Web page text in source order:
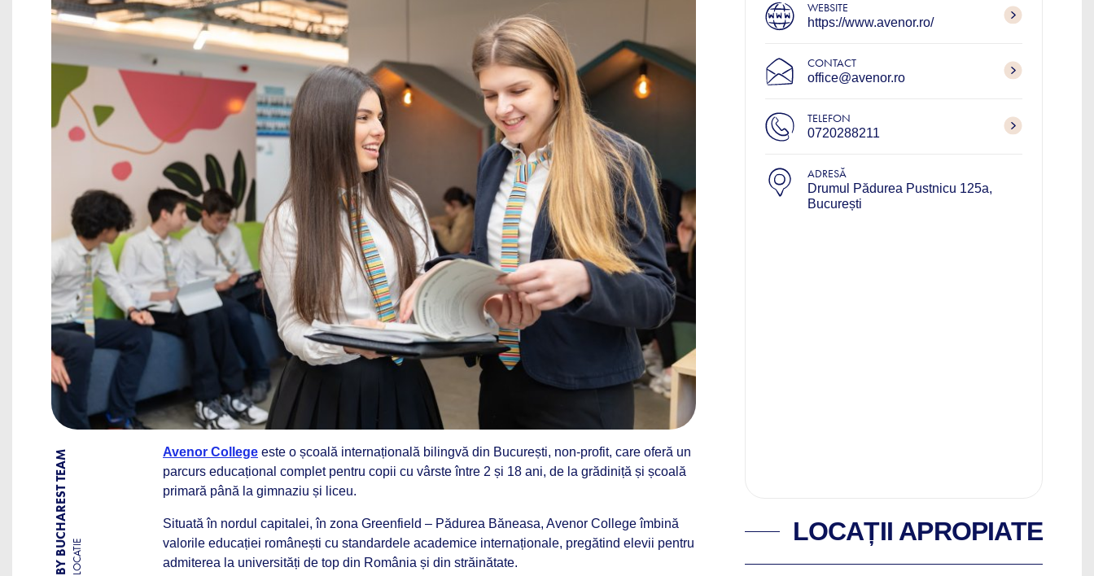
BY BUCHAREST TEAM LOCATIE
Avenor College este o școală internațională bilingvă din București, non-profit, care oferă un
parcurs educațional complet pentru copii cu vârste între 2 și 18 ani, de la grădiniță și școală
primară până la gimnaziu și liceu.
Situată în nordul capitalei, în zona Greenfield – Pădurea Băneasa, Avenor College îmbină
valorile educației românești cu standardele academice internaționale, pregătind elevii pentru
admiterea la universități de top din România și din străinătate.
WEBSITE
https://www.avenor.ro/
CONTACT
office@avenor.ro
TELEFON
0720288211
ADRESĂ
Drumul Pădurea Pustnicu 125a,
București
LOCAȚII APROPIATE